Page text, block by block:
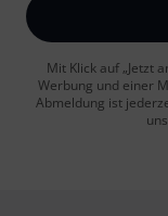
Mit Klick auf „Jetzt
Werbung und einer
Abmeldung ist